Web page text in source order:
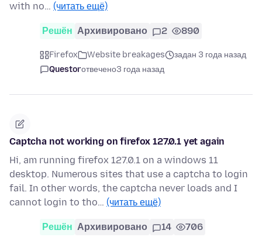
with no… (читать ещё)
Решён Архивировано 2 890
Firefox Website breakages
задан 3 года назад
Questorотвечено3 года назад
Captcha not working on firefox 127.0.1 yet again
Hi, am running firefox 127.0.1 on a windows 11
desktop. Numerous sites that use a captcha to login
fail. In other words, the captcha never loads and I
cannot login to tho… (читать ещё)
Решён Архивировано 14 706